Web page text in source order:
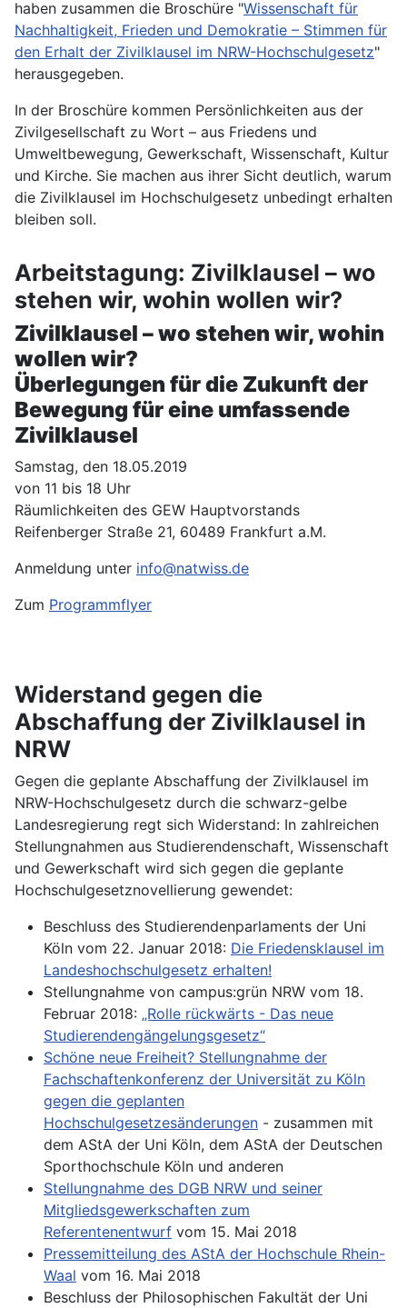
haben zusammen die Broschüre "Wissenschaft für
Nachhaltigkeit, Frieden und Demokratie – Stimmen für
den Erhalt der Zivilklausel im NRW-­Hochschulgesetz"
herausgegeben.
In der Broschüre kommen Persönlichkeiten aus der
Zivilgesellschaft zu Wort – aus Friedens­ und
Umweltbewegung, Gewerkschaft, Wissenschaft, Kultur
und Kirche. Sie machen aus ihrer Sicht deutlich, warum
die Zivilklausel im Hoch­schulgesetz unbedingt erhalten
bleiben soll.
Arbeitstagung: Zivilklausel – wo
stehen wir, wohin wollen wir?
Zivilklausel – wo stehen wir, wohin
wollen wir?
Überlegungen für die Zukunft der
Bewegung für eine umfassende
Zivilklausel
Samstag, den 18.05.2019
von 11 bis 18 Uhr
Räumlichkeiten des GEW Hauptvorstands
Reifenberger Straße 21, 60489 Frankfurt a.M.
Anmeldung unter info@natwiss.de
Zum Programmflyer
Widerstand gegen die
Abschaffung der Zivilklausel in
NRW
Gegen die geplante Abschaffung der Zivilklausel im
NRW-Hochschulgesetz durch die schwarz-gelbe
Landesregierung regt sich Widerstand: In zahlreichen
Stellungnahmen aus Studierendenschaft, Wissenschaft
und Gewerkschaft wird sich gegen die geplante
Hochschulgesetznovellierung gewendet:
Beschluss des Studierendenparlaments der Uni
Köln vom 22. Januar 2018: Die Friedensklausel im
Landeshochschulgesetz erhalten!
Stellungnahme von campus:grün NRW vom 18.
Februar 2018: „Rolle rückwärts - Das neue
Studierendengängelungsgesetz“
Schöne neue Freiheit? Stellungnahme der
Fachschaftenkonferenz der Universität zu Köln
gegen die geplanten
Hochschulgesetzesänderungen - zusammen mit
dem AStA der Uni Köln, dem AStA der Deutschen
Sporthochschule Köln und anderen
Stellungnahme des DGB NRW und seiner
Mitgliedsgewerkschaften zum
Referentenentwurf vom 15. Mai 2018
Pressemitteilung des AStA der Hochschule Rhein-
Waal vom 16. Mai 2018
Beschluss der Philosophischen Fakultät der Uni